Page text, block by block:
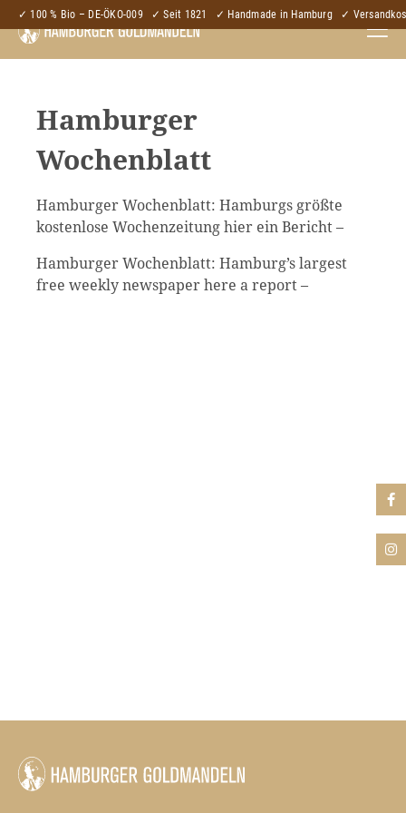
✓ 100 % Bio – DE-ÖKO-009 ✓ Seit 1821 ✓ Handmade in Hamburg ✓
Hamburger
Wochenblatt
Hamburger Wochenblatt: Hamburgs größte
kostenlose Wochenzeitung hier ein Bericht –
Hamburger Wochenblatt: Hamburg’s largest
free weekly newspaper here a report –